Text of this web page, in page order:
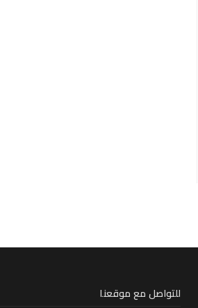
للتواصل مع موقعنا